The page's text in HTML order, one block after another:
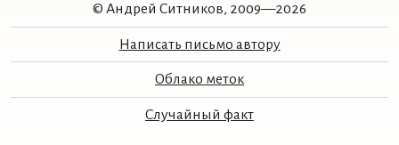
© Андрей Ситников, 2009—2026
Написать письмо автору
Облако меток
Случайный факт